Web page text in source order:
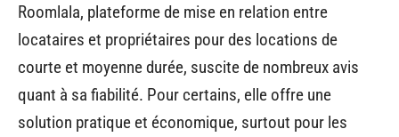
Roomlala, plateforme de mise en relation entre
locataires et propriétaires pour des locations de
courte et moyenne durée, suscite de nombreux avis
quant à sa fiabilité. Pour certains, elle offre une
solution pratique et économique, surtout pour les